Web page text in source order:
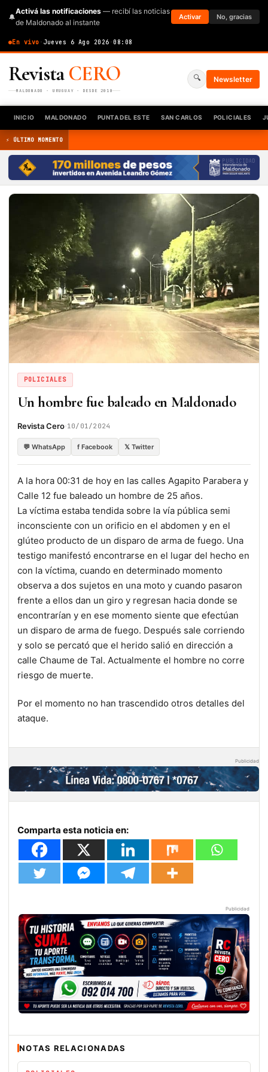
🔔
Activá las notificaciones — recibí las noticias
de Maldonado al instante
Activar No, gracias
En vivo · Jueves 6 Ago 2026 ·08:08
RevistaCERO
MALDONADO · URUGUAY · DESDE 2010
🔍 Newsletter
INICIO MALDONADO PUNTA DEL ESTE SAN CARLOS POLICIALES
⚡ ÚLTIMO MOMENTO
PUBLICIDAD
POLICIALES
Un hombre fue baleado en Maldonado
Revista Cero·10/01/2024
💬 WhatsApp f Facebook 𝕏 Twitter
A la hora 00:31 de hoy en las calles Agapito Parabera y
Calle 12 fue baleado un hombre de 25 años.
La víctima estaba tendida sobre la vía pública semi
inconsciente con un orificio en el abdomen y en el
glúteo producto de un disparo de arma de fuego. Una
testigo manifestó encontrarse en el lugar del hecho en
con la víctima, cuando en determinado momento
observa a dos sujetos en una moto y cuando pasaron
frente a ellos dan un giro y regresan hacia donde se
encontrarían y en ese momento siente que efectúan
un disparo de arma de fuego. Después sale corriendo
y solo se percató que el herido salió en dirección a
calle Chaume de Tal. Actualmente el hombre no corre
riesgo de muerte.
Por el momento no han trascendido otros detalles del
ataque.
Publicidad
Comparta esta noticia en:
Publicidad
NOTAS RELACIONADAS